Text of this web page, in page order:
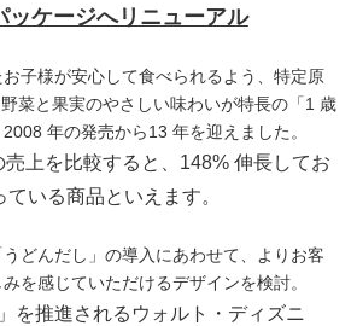
ッケージへリニューアル
子様が安心して食べられるよう、特定原
菜と果実のやさしい味わいが特長の「1 歳
年の発売から13 年を迎えました。
上を比較すると、148% 伸長してお
いる商品といえます。
どんだし」の導入にあわせて、よりお客
を感じていただけるデザインを検討。
を推進されるウォルト・ディズニ